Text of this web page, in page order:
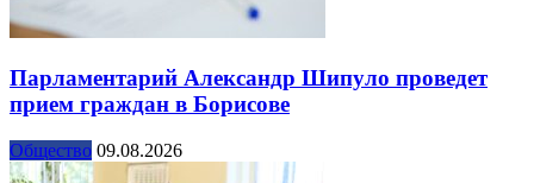
Парламентарий Александр Шипуло проведет
прием граждан в Борисове
Общество 09.08.2026